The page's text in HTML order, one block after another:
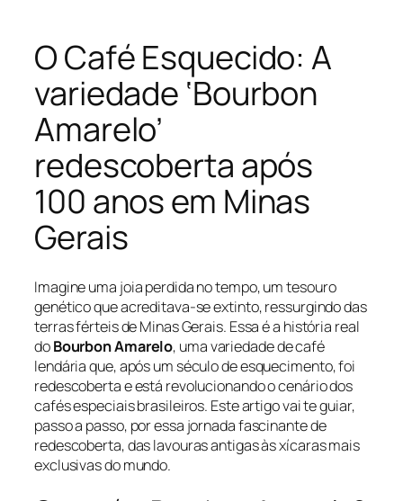
O Café Esquecido: A
variedade ‘Bourbon
Amarelo’
redescoberta após
100 anos em Minas
Gerais
Imagine uma joia perdida no tempo, um tesouro
genético que acreditava-se extinto, ressurgindo das
terras férteis de Minas Gerais. Essa é a história real
doBourbon Amarelo, uma variedade de café
lendária que, após um século de esquecimento, foi
redescoberta e está revolucionando o cenário dos
cafés especiais brasileiros. Este artigo vai te guiar,
passo a passo, por essa jornada fascinante de
redescoberta, das lavouras antigas às xícaras mais
exclusivas do mundo.